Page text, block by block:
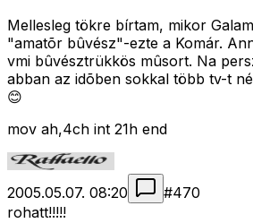
Mellesleg tökre bírtam, mikor
"amatõr bûvész"-ezte a Komár.
vmi bûvésztrükkös mûsort. Na
abban az idõben sokkal több tv-t
😊
mov ah,4ch int 21h end
2005.05.07. 08:20 #470
rohatt!!!!!